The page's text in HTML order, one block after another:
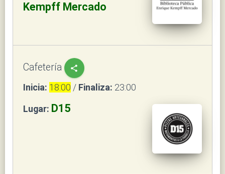
Kempff Mercado
Cafetería share
Inicia: 18:00 / Finaliza: 23:00
Lugar: D15